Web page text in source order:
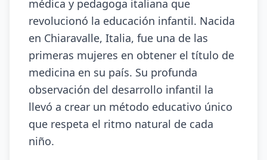
médica y pedagoga italiana que
revolucionó la educación infantil. Nacida
en Chiaravalle, Italia, fue una de las
primeras mujeres en obtener el título de
medicina en su país. Su profunda
observación del desarrollo infantil la
llevó a crear un método educativo único
que respeta el ritmo natural de cada
niño.